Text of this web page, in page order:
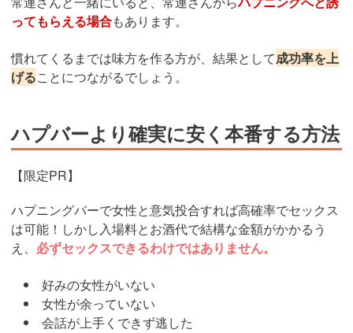
ってもらえる場合もあります。
慣れてくるまでは味方を作る方が、結果として成功率を上
げることにつながるでしょう。
ハプバーより確実に安く本番する方法
【限定PR】
ハプニングバーで女性と意気投合すれば高確率でセックス
は可能！しかし入場料とお酒代で結構な金額がかかるう
え、 必ずセックスできるわけではありません。
好みの女性がいない
女性が余っていない
会話が上手くできず逃した